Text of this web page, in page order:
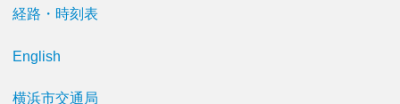
経路・時刻表
English
横浜市交通局